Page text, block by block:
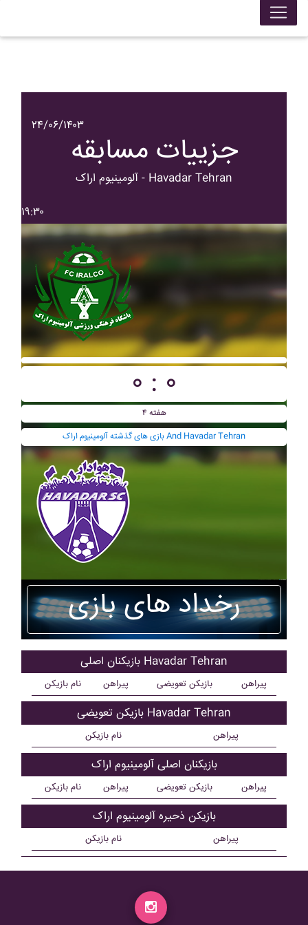
۲۴/۰۶/۱۴۰۳
جزییات مسابقه
آلومينيوم اراک - Havadar Tehran
۱۹:۳۰
۰ : ۰
هفته ۴
بازی های گذشته آلومينيوم اراک And Havadar Tehran
رخداد های بازی
بازیکنان اصلی Havadar Tehran
نام بازیکن پیراهن بازیکن تعویضی پیراهن
بازیکن تعویضی Havadar Tehran
نام بازیکن پیراهن
بازیکنان اصلی آلومينيوم اراک
نام بازیکن پیراهن بازیکن تعویضی پیراهن
بازیکن ذحیره آلومينيوم اراک
نام بازیکن پیراهن